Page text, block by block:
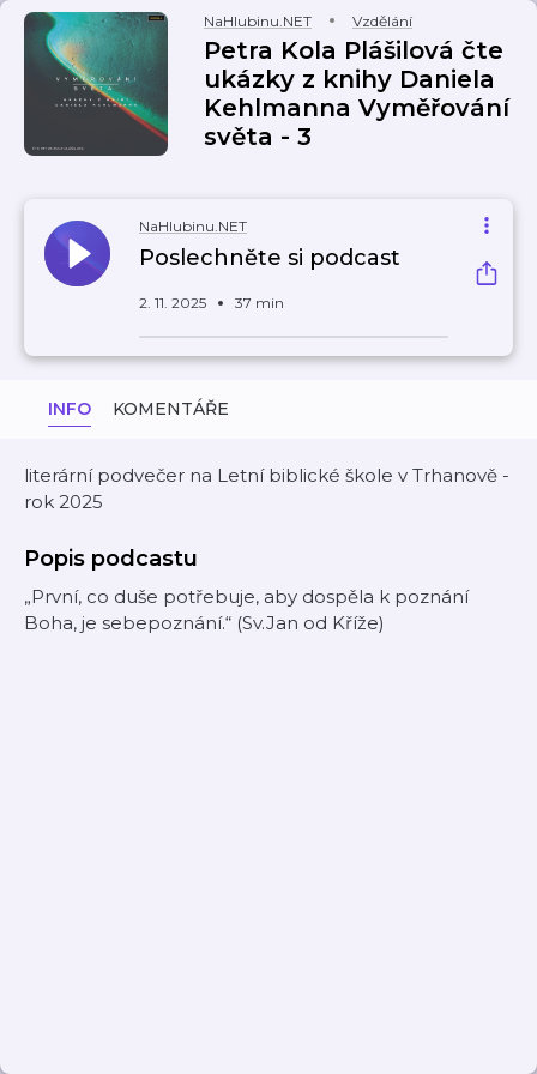
NaHlubinu.NET Vzdělání
Petra Kola Plášilová čte
ukázky z knihy Daniela
Kehlmanna Vyměřování
světa - 3
NaHlubinu.NET
Poslechněte si podcast
2. 11. 2025 37 min
INFO KOMENTÁŘE
literární podvečer na Letní biblické škole v Trhanově -
rok 2025
Popis podcastu
„První, co duše potřebuje, aby dospěla k poznání
Boha, je sebepoznání.“ (Sv.Jan od Kříže)